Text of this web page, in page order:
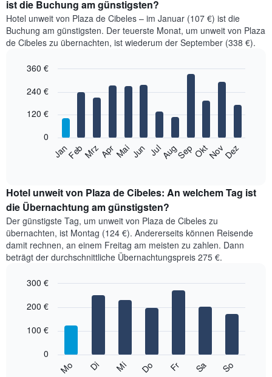
ist die Buchung am günstigsten?
Hotel unweit von Plaza de Cibeles – im Januar (107 €) ist die
Buchung am günstigsten. Der teuerste Monat, um unweit von Plaza
de Cibeles zu übernachten, ist wiederum der September (338 €).
chart
12
bars.
folgende
den
durchschnittlichen
Zimmerpreis
im
jeweiligen
Monat
an.
Diagramm
Achse,
graphic.
JanFebMrzAprMaiJun JulAugSep OktNovDez
0
120 €
240 €
360 €
Hotel unweit von Plaza de Cibeles: An welchem Tag ist
die Übernachtung am günstigsten?
Der günstigste Tag, um unweit von Plaza de Cibeles zu
übernachten, ist Montag (124 €). Andererseits können Reisende
damit rechnen, an einem Freitag am meisten zu zahlen. Dann
beträgt der durchschnittliche Übernachtungspreis 275 €.
chart
bars.
graphic.
Mo Di Mi Do Fr Sa So
0
100 €
200 €
300 €